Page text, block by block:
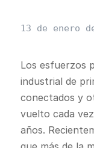
13 de enero
Los esfuerzos
industrial de
conectados y
vuelto cada
años.